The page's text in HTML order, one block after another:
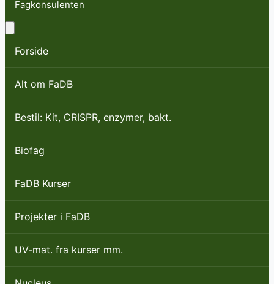
Fagkonsulenten
Forside
Alt om FaDB
Bestil: Kit, CRISPR, enzymer, bakt.
Biofag
FaDB Kurser
Projekter i FaDB
UV-mat. fra kurser mm.